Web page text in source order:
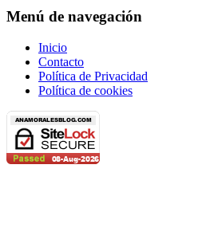
Menú de navegación
Inicio
Contacto
Política de Privacidad
Política de cookies